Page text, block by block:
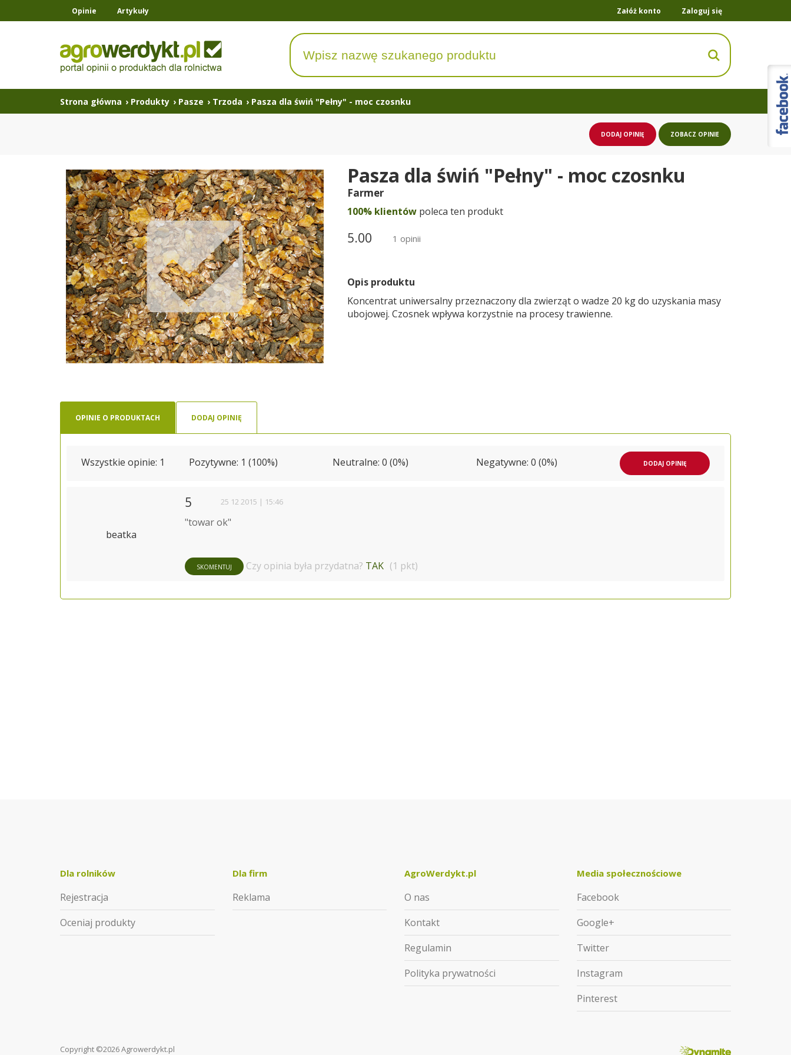
Opinie Artykuły Zaloguj się
Załóż konto
Strona główna › Produkty › Pasze › Trzoda › Pasza dla świń "Pełny" - moc czosnku
DODAJ OPINIĘ ZOBACZ OPINIE
Pasza dla świń "Pełny" - moc czosnku
Farmer
100% klientówpoleca ten produkt
5.00 1 opinii
Opis produktu
Koncentrat uniwersalny przeznaczony dla zwierząt o wadze 20 kg do uzyskania masy
ubojowej. Czosnek wpływa korzystnie na procesy trawienne.
OPINIE O PRODUKTACH DODAJ OPINIĘ
Wszystkie opinie: 1 Pozytywne: 1 (100%) Neutralne: 0 (0%) Negatywne: 0 (0%) DODAJ OPINIĘ
beatka
5 25 12 2015 | 15:46
"towar ok"
SKOMENTUJ Czy opinia była przydatna? TAK (1 pkt)
Dla rolników
Rejestracja
Oceniaj produkty
Dla firm
Reklama
AgroWerdykt.pl
O nas
Kontakt
Regulamin
Polityka prywatności
Media społecznościowe
Facebook
Google+
Twitter
Instagram
Pinterest
Copyright ©2026 Agrowerdykt.pl